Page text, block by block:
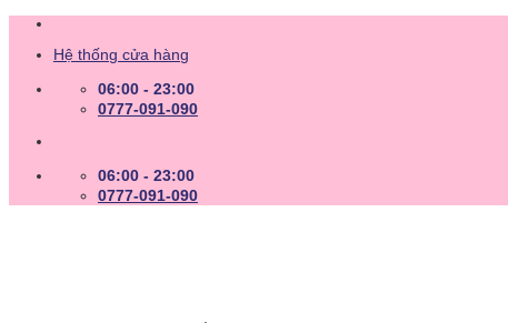
Skip
contentHệ thống cửa hàng
06:00 - 23:00
0777-091-090
06:00 - 23:00
0777-091-090